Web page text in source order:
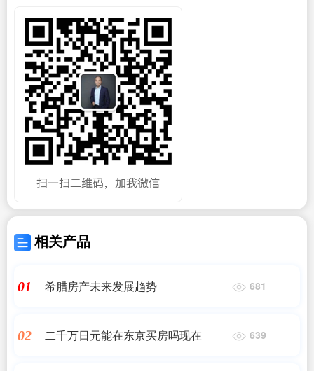
相关产品
01 希腊房产未来发展趋势 681
02 二千万日元能在东京买房吗现在 639